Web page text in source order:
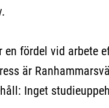
en fördel vid arbete
är
Inget